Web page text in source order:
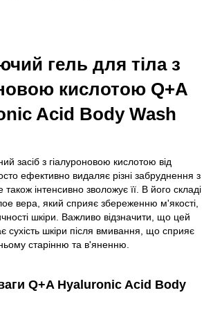
гель для тіла з
кислотою Q+A
Acid Body Wash
засіб з гіалуроновою кислотою від
ефективно видаляє різні забруднення з
також інтенсивно зволожує її. В його складі
вера, який сприяє збереженню м'якості,
шкіри. Важливо відзначити, що цей
сухість шкіри після вмивання, що сприяє
старінню та в'яненню.
Q+A Hyaluronic Acid Body